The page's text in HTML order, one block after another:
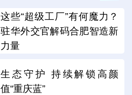
这些“超级工厂”有何魔力？
驻华外交官解码合肥智造新
力量
生态守护 持续解锁高颜
值“重庆蓝”